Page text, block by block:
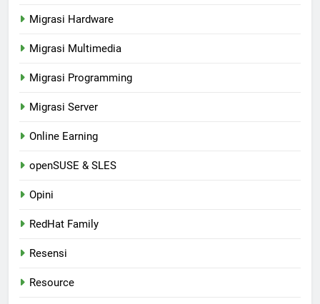
Migrasi Hardware
Migrasi Multimedia
Migrasi Programming
Migrasi Server
Online Earning
openSUSE & SLES
Opini
RedHat Family
Resensi
Resource